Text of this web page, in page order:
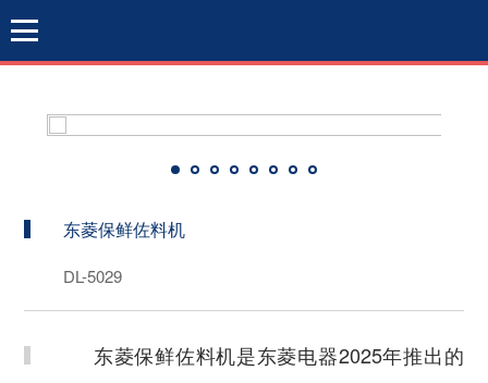
东菱保鲜佐料机
DL-5029
东菱保鲜佐料机是东菱电器2025年推出的